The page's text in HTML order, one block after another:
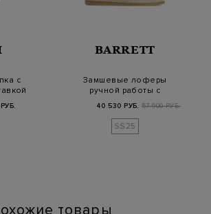
с
BARRETT
Замшевые лоферы
ручной работы с
рантом из джута
40 530 РУБ. 57 900 РУБ.
SS25
товары